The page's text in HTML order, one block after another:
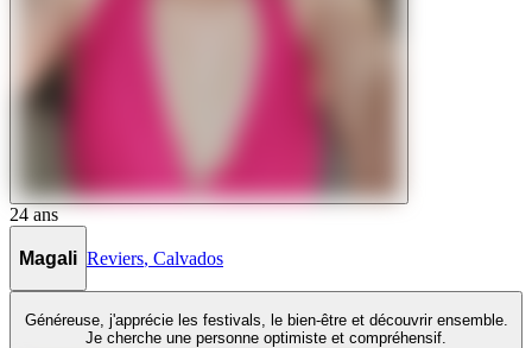
24 ans
Magali Reviers, Calvados
Généreuse, j'apprécie les festivals, le bien-être et découvrir ensemble.
Je cherche une personne optimiste et compréhensif.